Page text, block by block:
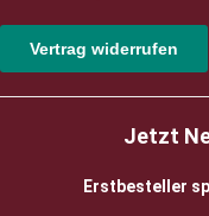
Vertrag widerrufen
Jetzt
Erstbesteller